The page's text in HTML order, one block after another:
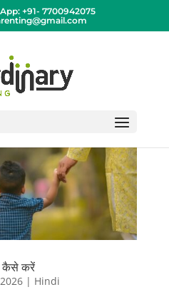
+91- 7700942075
कैसे करें
| Hindi